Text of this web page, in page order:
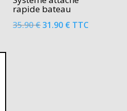
rapide bateau
35.90€Le
31.90 €Le
TTC